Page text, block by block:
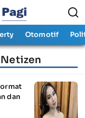
Otomotif
dan